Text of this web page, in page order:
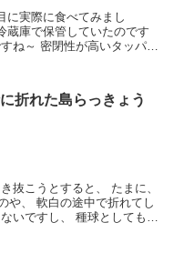
に実際に食べてみまし
蔵庫で保管していたのです
ね～ 密閉性が高いタッパー
折れた島らっきょう
抜こうとすると、 たまに、
や、 軟白の途中で折れてし
いですし、 種球としても微